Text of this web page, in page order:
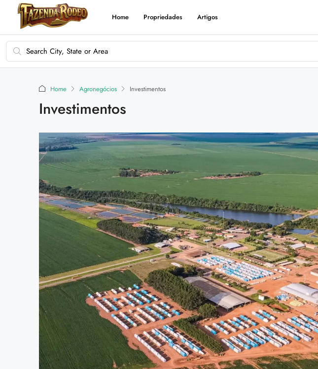
Home Propriedades Artigos
Home Agronegócios Investimentos
Investimentos